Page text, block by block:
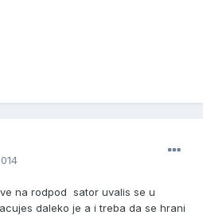
na rodpod sator uvalis se u
daleko je a i treba da se hrani